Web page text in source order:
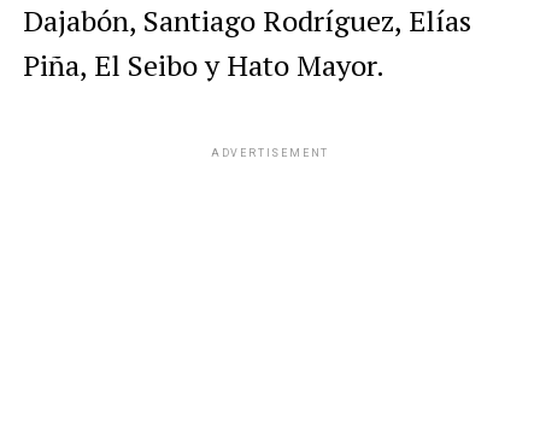
Dajabón, Santiago Rodríguez, Elías
Piña, El Seibo y Hato Mayor.
ADVERTISEMENT